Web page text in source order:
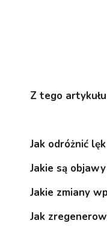
Z tego
Jak odróżnić
Jakie są
Jakie zmiany
Jak